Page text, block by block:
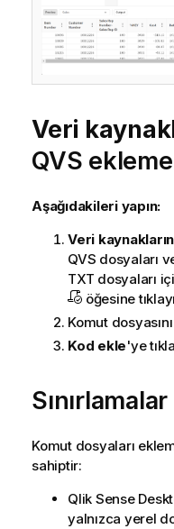
Veri
QVS ekleme
Aşağıdakileri yapın:
Veri
QVS dosyaları
TXT dosyaları
öğesine
Komut
Kod ekle'ye
Sınırlamalar
Komut dosyaları
sahiptir:
Qlik Sense
yalnızca yerel